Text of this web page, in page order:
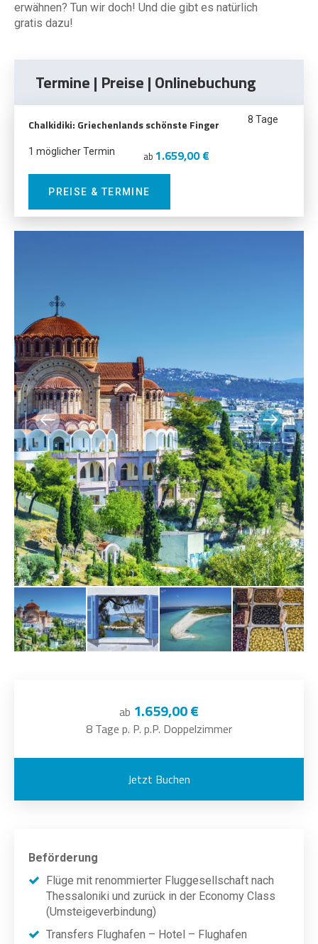
erwähnen? Tun wir doch! Und die gibt es natürlich
gratis dazu!
Termine | Preise | Onlinebuchung
Chalkidiki: Griechenlands schönste Finger 8 Tage
1 möglicher Termin ab 1.659,00 €
PREISE & TERMINE
ab 1.659,00 €
8 Tage p. P. p.P. Doppelzimmer
Jetzt Buchen
Beförderung
Flüge mit renommierter Fluggesellschaft nach
Thessaloniki und zurück in der Economy Class
(Umsteigeverbindung)
Transfers Flughafen – Hotel – Flughafen